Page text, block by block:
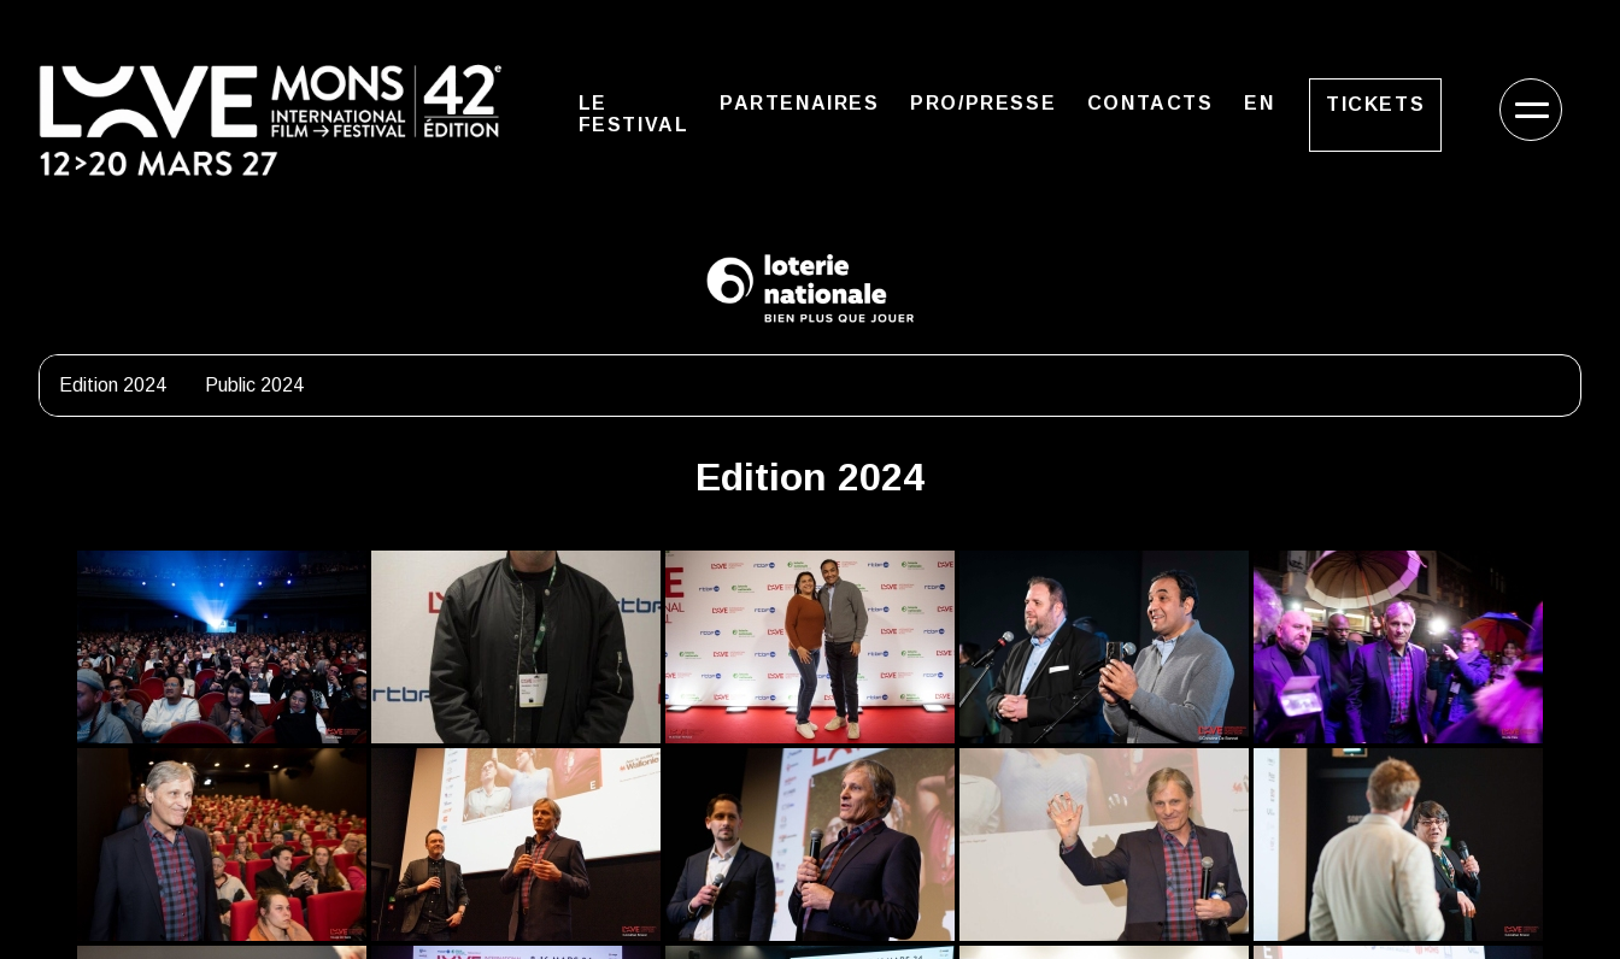
LE
FESTIVAL
PARTENAIRES PRO/PRESSE CONTACTS EN TICKETS
Edition 2024 Public 2024
Edition 2024